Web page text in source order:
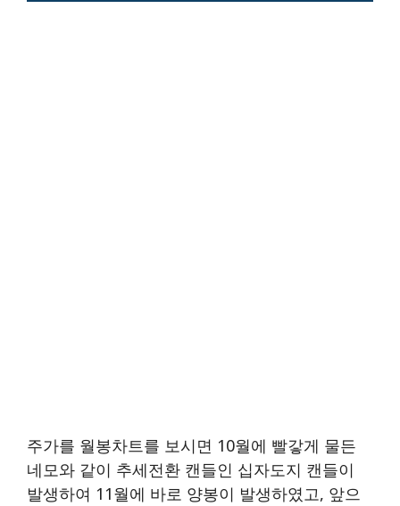
주가를 월봉차트를 보시면 10월에 빨갛게 물든
네모와 같이 추세전환 캔들인 십자도지 캔들이
발생하여 11월에 바로 양봉이 발생하였고, 앞으